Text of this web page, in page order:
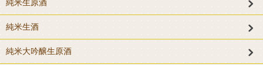
純米生原酒
純米生酒
純米大吟醸生原酒